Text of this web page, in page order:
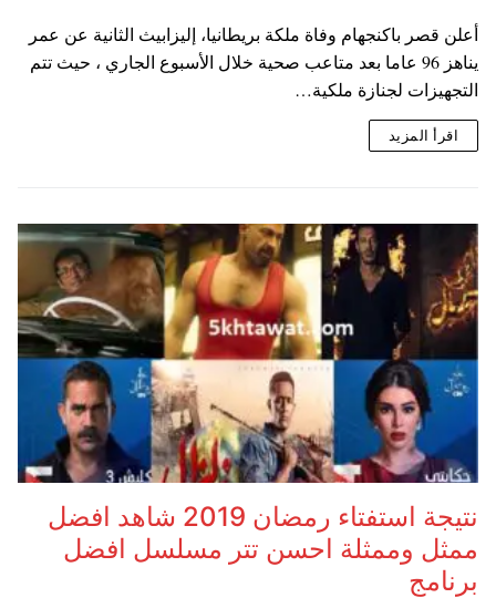
أعلن قصر باكنجهام وفاة ملكة بريطانيا، إليزابيث الثانية عن عمر
يناهز 96 عاما بعد متاعب صحية خلال الأسبوع الجاري ، حيث تتم
التجهيزات لجنازة ملكية…
اقرأ المزيد
نتيجة استفتاء رمضان 2019 شاهد افضل
ممثل وممثلة احسن تتر مسلسل افضل
برنامج